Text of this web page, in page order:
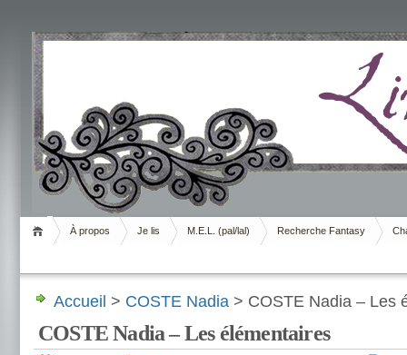
Livrement
À propos Je lis M.E.L. (pal/lal) Recherche Fantasy
Accueil > COSTE Nadia > COSTE Nadia – Les
COSTE Nadia – Les élémentaires